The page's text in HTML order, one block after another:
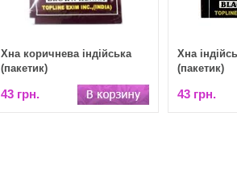
Хна коричнева індійська
(пакетик)
43 грн.
Хна
(пакетик)
43 грн.